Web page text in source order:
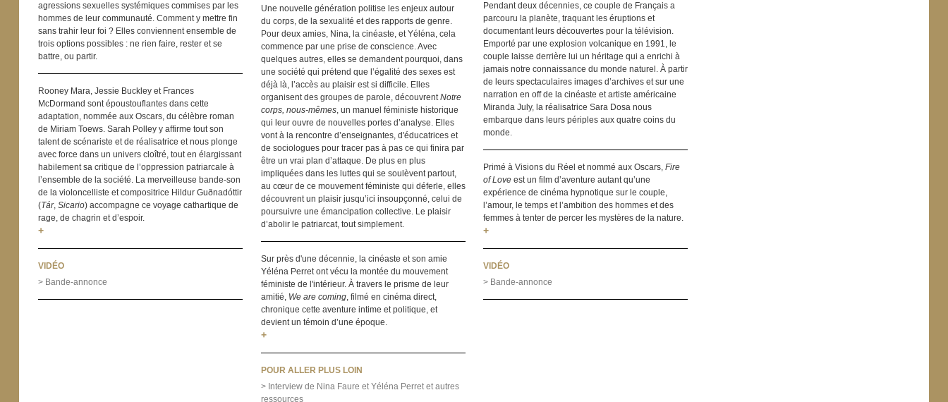
agressions sexuelles systémiques commises par les
hommes de leur communauté. Comment y mettre fin
sans trahir leur foi ? Elles conviennent ensemble de
trois options possibles : ne rien faire, rester et se
battre, ou partir.
Rooney Mara, Jessie Buckley et Frances
McDormand sont époustouflantes dans cette
adaptation, nommée aux Oscars, du célèbre roman
de Miriam Toews. Sarah Polley y affirme tout son
talent de scénariste et de réalisatrice et nous plonge
avec force dans un univers cloîtré, tout en élargissant
habilement sa critique de l’oppression patriarcale à
l’ensemble de la société. La merveilleuse bande-son
de la violoncelliste et compositrice Hildur Guðnadóttir
(Tár,Sicario) accompagne ce voyage cathartique de
rage, de chagrin et d’espoir.
+
VIDÉO
> Bande-annonce
Une nouvelle génération politise les enjeux autour
du corps, de la sexualité et des rapports de genre.
Pour deux amies, Nina, la cinéaste, et Yéléna, cela
commence par une prise de conscience. Avec
quelques autres, elles se demandent pourquoi, dans
une société qui prétend que l’égalité des sexes est
déjà là, l’accès au plaisir est si difficile. Elles
organisent des groupes de parole, découvrentNotre
corps, nous-mêmes, un manuel féministe historique
qui leur ouvre de nouvelles portes d’analyse. Elles
vont à la rencontre d’enseignantes, d'éducatrices et
de sociologues pour tracer pas à pas ce qui finira par
être un vrai plan d’attaque. De plus en plus
impliquées dans les luttes qui se soulèvent partout,
au cœur de ce mouvement féministe qui déferle, elles
découvrent un plaisir jusqu’ici insoupçonné, celui de
poursuivre une émancipation collective. Le plaisir
d’abolir le patriarcat, tout simplement.
Sur près d'une décennie, la cinéaste et son amie
Yéléna Perret ont vécu la montée du mouvement
féministe de l'intérieur. À travers le prisme de leur
amitié, We are coming, filmé en cinéma direct,
chronique cette aventure intime et politique, et
devient un témoin d’une époque.
+
POUR ALLER PLUS LOIN
> Interview de Nina Faure et Yéléna Perret et autres
ressources
Pendant deux décennies, ce couple de Français a
parcouru la planète, traquant les éruptions et
documentant leurs découvertes pour la télévision.
Emporté par une explosion volcanique en 1991, le
couple laisse derrière lui un héritage qui a enrichi à
jamais notre connaissance du monde naturel. À partir
de leurs spectaculaires images d’archives et sur une
narration en off de la cinéaste et artiste américaine
Miranda July, la réalisatrice Sara Dosa nous
embarque dans leurs périples aux quatre coins du
monde.
Primé à Visions du Réel et nommé aux Oscars, Fire
of Loveest un film d’aventure autant qu’une
expérience de cinéma hypnotique sur le couple,
l’amour, le temps et l’ambition des hommes et des
femmes à tenter de percer les mystères de la nature.
+
VIDÉO
> Bande-annonce